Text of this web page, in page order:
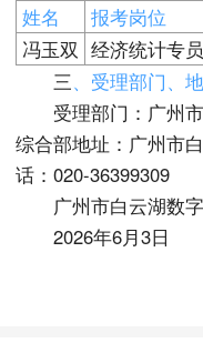
姓名
报考岗位
冯玉双 经济统计专员
三、受理部门、
受理部门：广州市
综合部地址：广州市
话：020-36399309
广州市白云湖数字
2026年6月3日